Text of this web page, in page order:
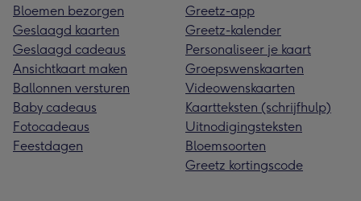
Bloemen bezorgen
Geslaagd kaarten
Geslaagd cadeaus
Ansichtkaart maken
Ballonnen versturen
Baby cadeaus
Fotocadeaus
Feestdagen
Greetz-app
Greetz-kalender
Personaliseer je kaart
Groepswenskaarten
Videowenskaarten
Kaartteksten (schrijfhulp)
Uitnodigingsteksten
Bloemsoorten
Greetz kortingscode